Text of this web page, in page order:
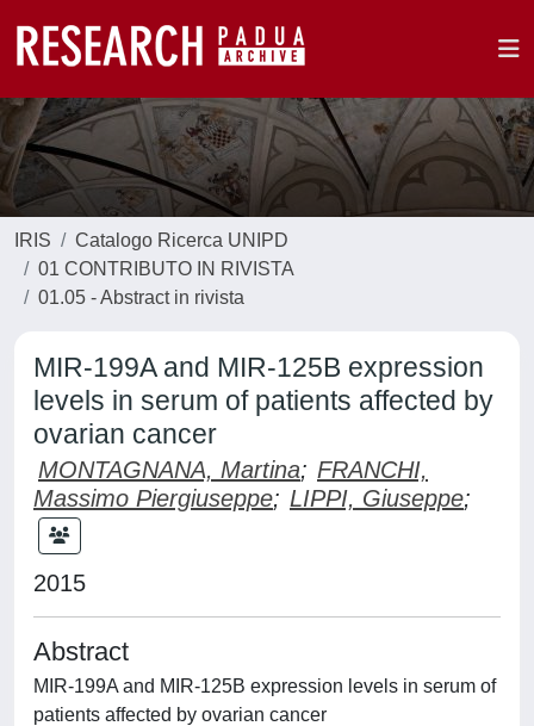
IRIS
Catalogo Ricerca UNIPD
01 CONTRIBUTO IN RIVISTA
01.05 - Abstract in rivista
MIR-199A and MIR-125B expression
levels in serum of patients affected by
ovarian cancer
MONTAGNANA, Martina; FRANCHI,
Massimo Piergiuseppe; LIPPI, Giuseppe;
2015
Abstract
MIR-199A and MIR-125B expression levels in serum of
patients affected by ovarian cancer